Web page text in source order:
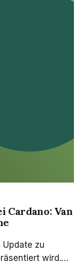
Cardano: Van
zu
wird.